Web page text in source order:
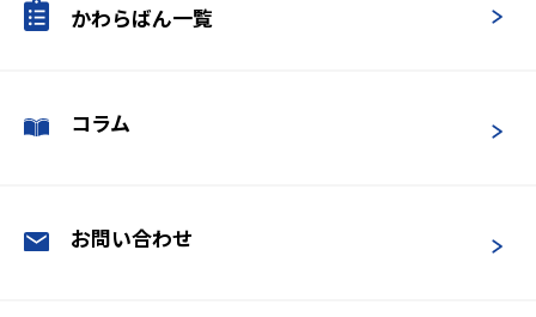
かわらばん一覧
コラム
お問い合わせ